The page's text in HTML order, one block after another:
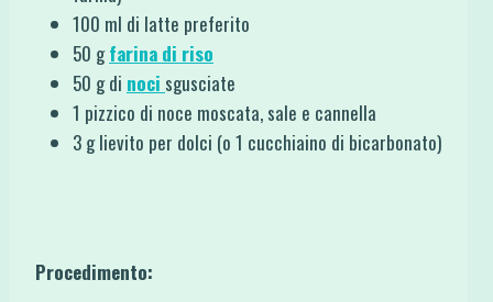
100 ml di latte preferito
50 gfarina di riso
50 g di noci sgusciate
1 pizzico di noce moscata, sale e cannella
3 g lievito per dolci (o 1 cucchiaino di bicarbonato)
Procedimento: